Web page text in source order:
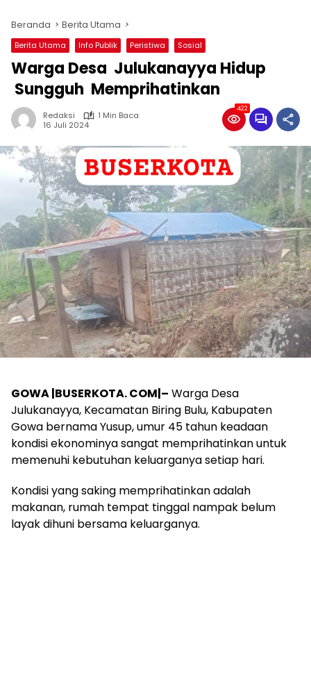
Beranda Berita Utama
Berita Utama Info Publik Peristiwa Sosial
Warga Desa Julukanayya Hidup
Sungguh Memprihatinkan
Redaksi
1 Min Baca
16 Juli 2024
422
GOWA |BUSERKOTA. COM|– Warga Desa
Julukanayya, Kecamatan Biring Bulu, Kabupaten
Gowa bernama Yusup, umur 45 tahun keadaan
kondisi ekonominya sangat memprihatinkan untuk
memenuhi kebutuhan keluarganya setiap hari.
Kondisi yang saking memprihatinkan adalah
makanan, rumah tempat tinggal nampak belum
layak dihuni bersama keluarganya.